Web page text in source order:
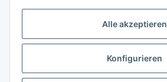
Gesetzliche Informationen
Alle akzeptieren
Konfigurieren